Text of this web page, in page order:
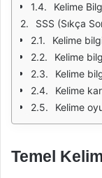
Kelime
SSS (Sıkça
Kelime
Kelime
Kelime
Kelime
Kelime
Temel